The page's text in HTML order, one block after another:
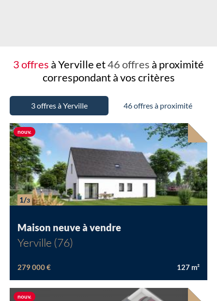
3 offres à Yerville et46 offres à proximité
correspondant à vos critères
3 offres à Yerville 46 offres à proximité
1/3
Maison neuve à vendre
Yerville (76)
279 000 € 127 m²
nouv.Nouvelle offre
nouv.Nouvelle offre